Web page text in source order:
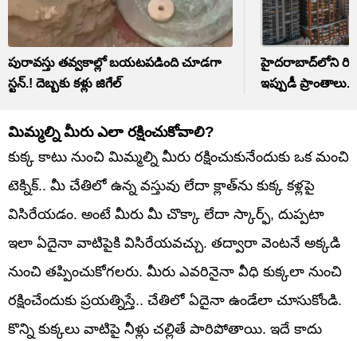
పురావస్తు తవ్వకాల్లో బయటపడింది చూడగా
స్టన్.! దెబ్బకు కళ్లు జిగేల్
హైదరాబాద్‌లోని
ఇప్పుడీ ప్రాంతాలు..
మిమ్మల్ని మీరు ఎలా రక్షించుకోవాలి?
కుక్క కాటు నుంచి మిమ్మల్ని మీరు రక్షించుకునేందుకు ఒక మంచి
టెక్నిక్.. మీ చేతిలో ఉన్న వస్తువు లేదా క్లాత్‌ను కుక్క కళ్లపై
విసిరేయడం. అంటే మీరు మీ చొక్కా లేదా స్కార్ఫ్, దుప్పటా
ఇలా ఏదైనా వాటిపైకి విసిరేయవచ్చు. తద్వారా వెంటనే అక్కడి
నుంచి తప్పించుకోగలరు. మీరు ఎవరినైనా వీధి కుక్కలా నుంచి
రక్షించేందుకు ప్రయత్నిస్తే.. చేతిలో ఏదైనా ఉండేలా చూసుకోండి.
కొన్ని కుక్కలు వాటిపై నీళ్లు చల్లితే పారిపోతాయి. ఇదే కాదు